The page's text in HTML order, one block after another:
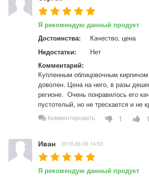
Я рекомендую данный продукт
Достоинства:
Качество, цена
Недостатки:
Нет
Комментарий:
Купленным облицовочным
доволен. Цена на него, в разы
регионе.  Очень понравилось его
пустотелый, но не трескается и не
Комментировать 1 1
Иван 2018.06.09 14:53
Я рекомендую данный продукт